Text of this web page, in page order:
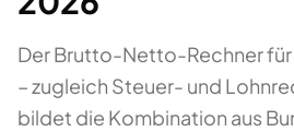
Der Brutto-Netto-Rechner
– zugleich Steuer- und
bildet die Kombination aus